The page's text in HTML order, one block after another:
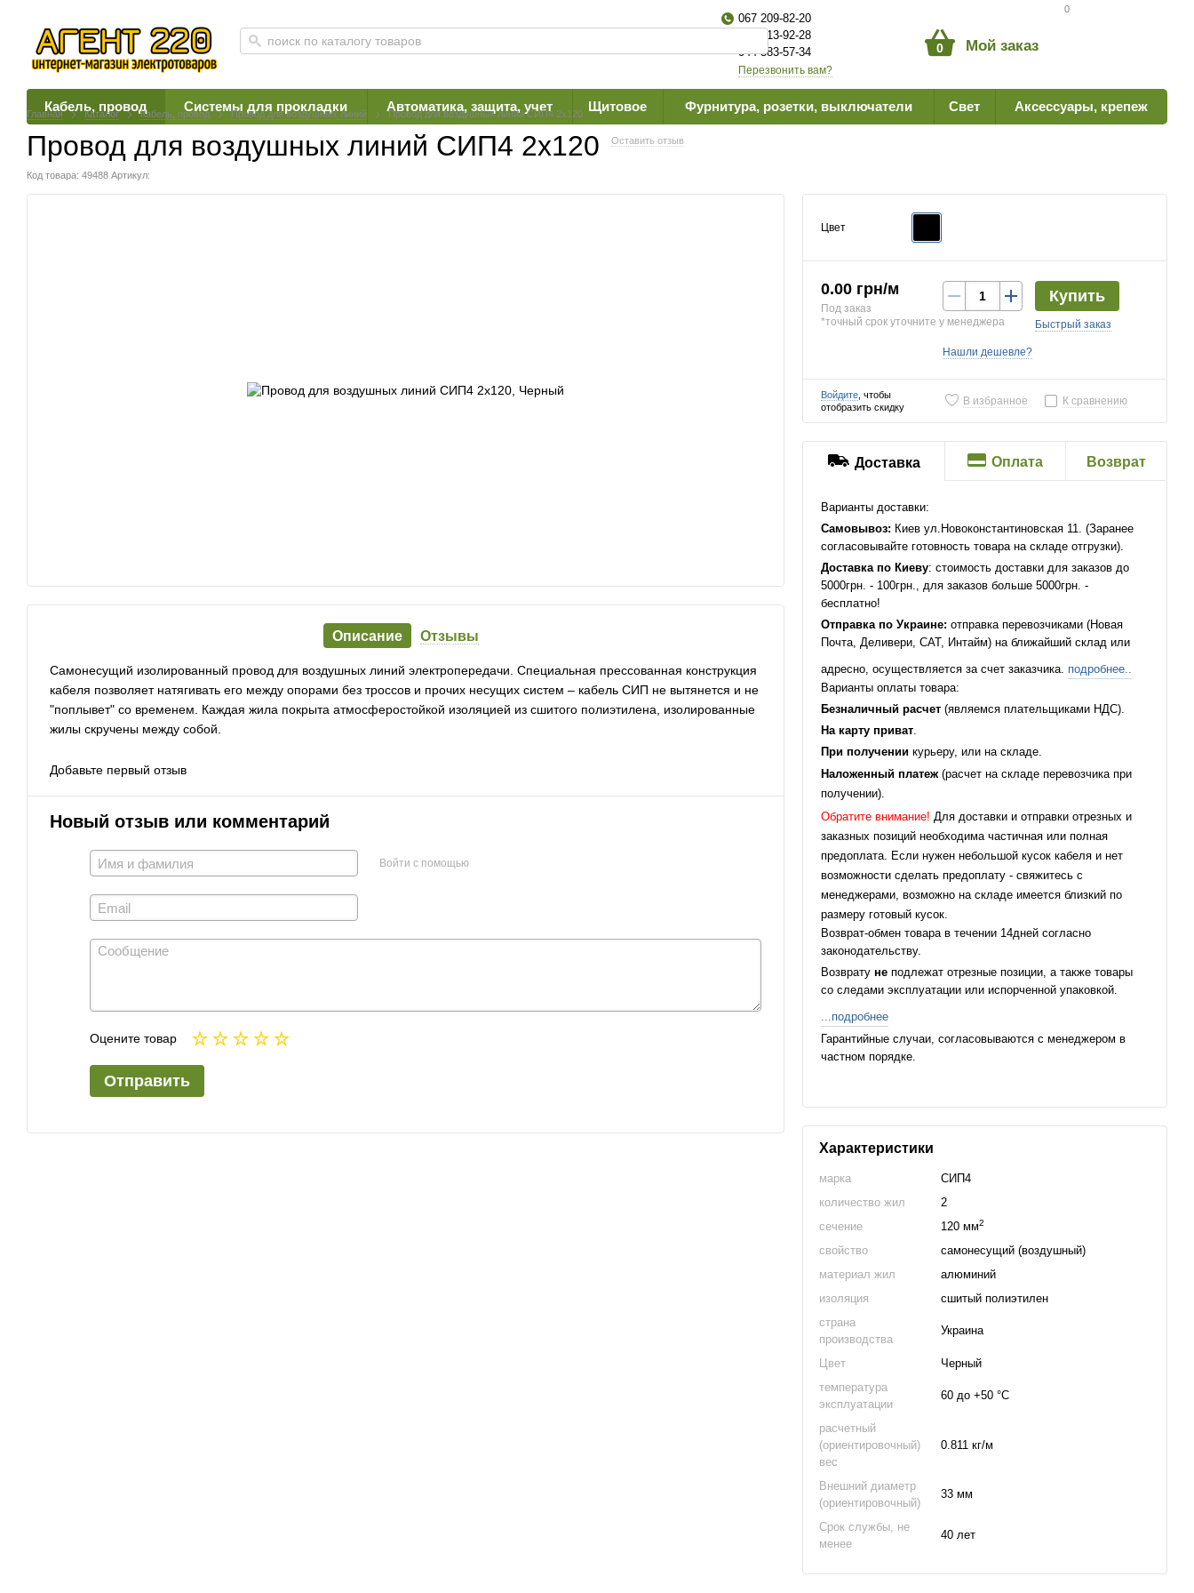
0
067 209-82-20
063 613-92-28
044 383-57-34
Перезвонить вам?
0 Мой заказ
Кабель, провод Системы для прокладки Автоматика, защита, учет Щитовое Фурнитура, розетки, выключатели Свет Аксессуары, крепеж
Главная Каталог Кабель, провод Провод для воздушных линий Провод для воздушных линий СИП4 2х120
Провод для воздушных линий СИП4 2х120 Оставить отзыв
Код товара: 49488 Артикул:
Описание Отзывы
Самонесущий изолированный провод для воздушных линий электропередачи. Специальная прессованная конструкция
кабеля позволяет натягивать его между опорами без троссов и прочих несущих систем – кабель СИП не вытянется и не
"поплывет" со временем. Каждая жила покрыта атмосферостойкой изоляцией из сшитого полиэтилена, изолированные
жилы скручены между собой.
Добавьте первый отзыв
Новый отзыв или комментарий
Войти с помощью
Оцените товар
Отправить
Цвет
0.00 грн/м
Под заказ
*точный срок уточните у менеджера
Купить
Быстрый заказ
Нашли дешевле?
Войдите , чтобы
отобразить скидку
В избранное К сравнению
Доставка Оплата Возврат
Варианты доставки:
Самовывоз: Киев ул.Новоконстантиновская 11. (Заранее
согласовывайте готовность товара на складе отгрузки).
Доставка по Киеву: стоимость доставки для заказов до
5000грн. - 100грн., для заказов больше 5000грн. -
бесплатно!
Отправка по Украине: отправка перевозчиками (Новая
Почта, Деливери, САТ, Интайм) на ближайший склад или
адресно, осуществляется за счет заказчика. подробнее..
Варианты оплаты товара:
Безналичный расчет (являемся плательщиками НДС).
На карту приват.
При получении курьеру, или на складе.
Наложенный платеж(расчет на складе перевозчика при
получении).
Обратите внимание! Для доставки и отправки отрезных и
заказных позиций необходима частичная или полная
предоплата. Если нужен небольшой кусок кабеля и нет
возможности сделать предоплату - свяжитесь с
менеджерами, возможно на складе имеется близкий по
размеру готовый кусок.
Возврат-обмен товара в течении 14дней согласно
законодательству.
Возвратуне подлежат отрезные позиции, а также товары
со следами эксплуатации или испорченной упаковкой.
...подробнее
Гарантийные случаи, согласовываются с менеджером в
частном порядке.
Характеристики
марка
СИП4
количество жил
2
сечение
120 мм2
свойство
самонесущий (воздушный)
материал жил
алюминий
изоляция
сшитый полиэтилен
страна
производства
Украина
Цвет
Черный
температура
эксплуатации
60 до +50 °С
расчетный
(ориентировочный)
вес
0.811 кг/м
Внешний диаметр
(ориентировочный)
33 мм
Срок службы, не
менее
40 лет